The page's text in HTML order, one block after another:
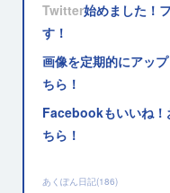
Twitter始めました！
す！
画像を定期的にアップ
ちら！
Facebookもいいね！
ちら！
あくぽん日記(186)